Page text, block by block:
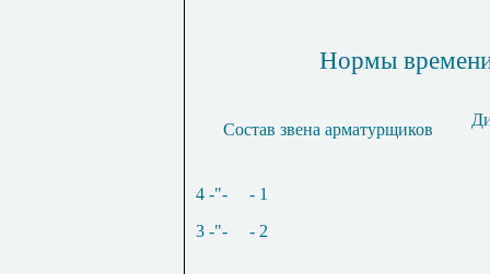
Нормы
Состав звена арматурщиков
4 -"-
- 1
3 -"-
- 2